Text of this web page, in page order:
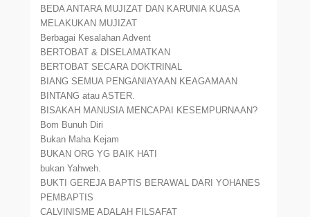
BEDA ANTARA MUJIZAT DAN KARUNIA KUASA
MELAKUKAN MUJIZAT
Berbagai Kesalahan Advent
BERTOBAT & DISELAMATKAN
BERTOBAT SECARA DOKTRINAL
BIANG SEMUA PENGANIAYAAN KEAGAMAAN
BINTANG atau ASTER.
BISAKAH MANUSIA MENCAPAI KESEMPURNAAN?
Bom Bunuh Diri
Bukan Maha Kejam
BUKAN ORG YG BAIK HATI
bukan Yahweh.
BUKTI GEREJA BAPTIS BERAWAL DARI YOHANES
PEMBAPTIS
CALVINISME ADALAH FILSAFAT